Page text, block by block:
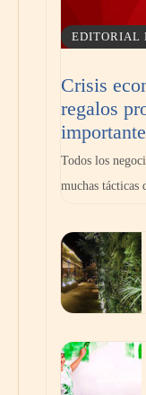
EDITORIAL
Crisis
regalos
Todos los
muchas